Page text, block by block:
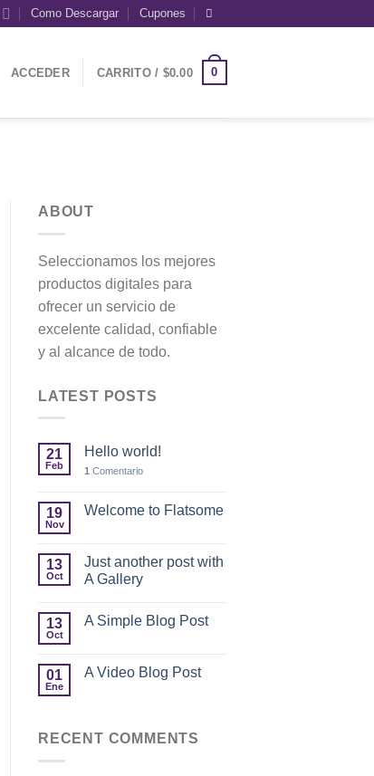
Como Descargar Cupones
ACCEDER CARRITO / $0.00 0
ABOUT
Seleccionamos los mejores
productos digitales para
ofrecer un servicio de
excelente calidad, confiable
y al alcance de todo.
LATEST POSTS
21
Feb
Hello world!
1 Comentario
19
Nov
Welcome to Flatsome
13
Oct
Just another post with
A Gallery
13
Oct
A Simple Blog Post
01
Ene
A Video Blog Post
RECENT COMMENTS